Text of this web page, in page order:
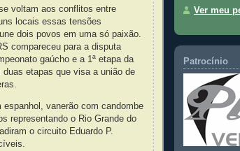
voltam aos conflitos entre
locais essas tensões
dois povos em uma só paixão.
compareceu para a disputa
gaúcho e a 1ª etapa da
etapas que visa a união de
vanerão com candombe
representando o Rio Grande do
o circuito Eduardo P.
Ver meu
Patrocínio